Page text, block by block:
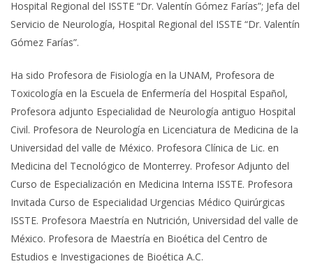
Hospital Regional del ISSTE “Dr. Valentín Gómez Farías”; Jefa del
Servicio de Neurología, Hospital Regional del ISSTE “Dr. Valentín
Gómez Farías”.
Ha sido Profesora de Fisiología en la UNAM, Profesora de
Toxicología en la Escuela de Enfermería del Hospital Español,
Profesora adjunto Especialidad de Neurología antiguo Hospital
Civil. Profesora de Neurología en Licenciatura de Medicina de la
Universidad del valle de México. Profesora Clínica de Lic. en
Medicina del Tecnológico de Monterrey. Profesor Adjunto del
Curso de Especialización en Medicina Interna ISSTE. Profesora
Invitada Curso de Especialidad Urgencias Médico Quirúrgicas
ISSTE. Profesora Maestría en Nutrición, Universidad del valle de
México. Profesora de Maestría en Bioética del Centro de
Estudios e Investigaciones de Bioética A.C.